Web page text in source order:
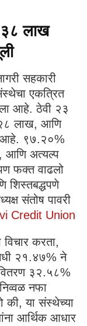
लाख
सहकारी
एकत्रित
आहे. ठेवी २३
लाख, आणि
आहे. ९७.२०%
आणि अत्यल्प
फक्त वाढलो
शिस्तबद्धपणे
संतोष पावरी
Credit Union
विचार करता,
२१.४७% ने
३२.५८%
नफा
की, या संस्थेच्या
आर्थिक आधार